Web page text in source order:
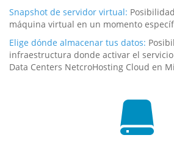
Snapshot de servidor virtual:
máquina virtual en un momento
Elige dónde almacenar tus datos:
infraestructura donde activar el
Data Centers NetcroHosting Cloud en